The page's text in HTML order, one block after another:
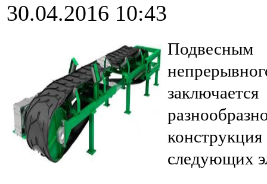
30.04.2016 10:43
следующих